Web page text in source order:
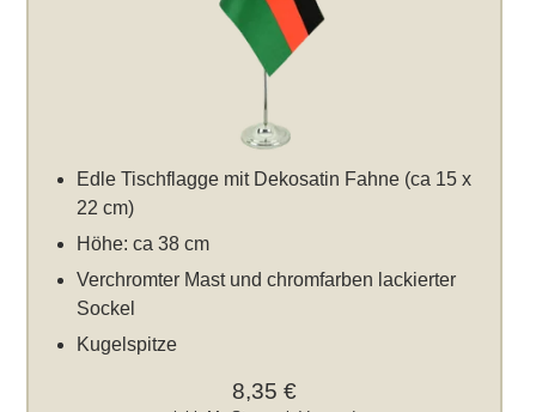
Edle Tischflagge mit Dekosatin Fahne (ca 15 x
22 cm)
Höhe: ca 38 cm
Verchromter Mast und chromfarben lackierter
Sockel
Kugelspitze
8,35 €